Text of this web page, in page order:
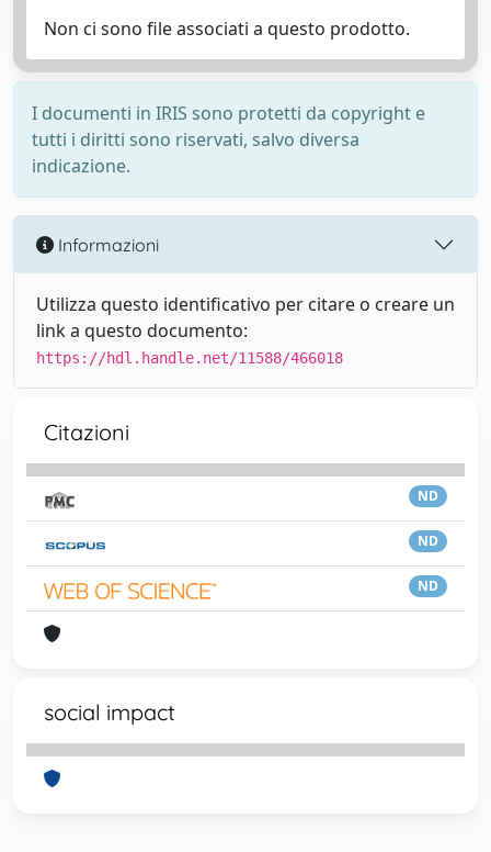
Non ci sono file associati a questo prodotto.
I documenti in IRIS sono protetti da copyright e
tutti i diritti sono riservati, salvo diversa
indicazione.
Informazioni
Utilizza questo identificativo per citare o creare un
link a questo documento:
https://hdl.handle.net/11588/466018
Citazioni
ND
ND
ND
social impact